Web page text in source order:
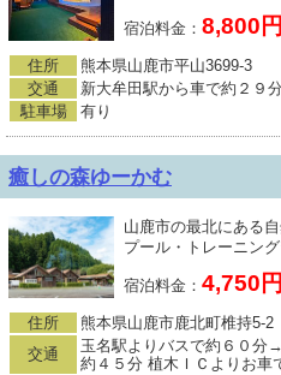
宿泊料金： 8,800
住所
熊本県山鹿市平山3699-3
交通
新大牟田駅から車で約２９分
駐車場
有り
癒しの森ゆーかむ
山鹿市の最北にある
プール・トレーニン
宿泊料金： 4,750
住所
熊本県山鹿市鹿北町椎持5-2
交通
玉名駅よりバスで約６０分
約４５分 植木ＩＣよりお車